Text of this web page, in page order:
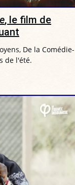
, le film de
De la Comédie-
de l'été.